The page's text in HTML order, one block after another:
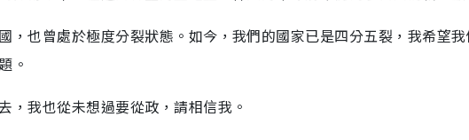
，也曾處於極度分裂狀態。如今，我們的國家已是四分五裂，我希望
。
，我也從未想過要從政，請相信我。